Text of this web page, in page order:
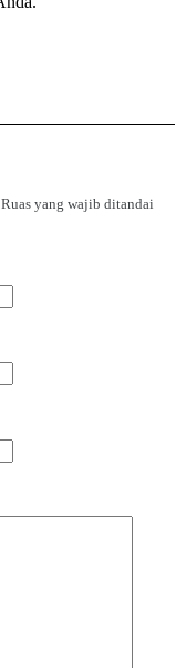
Ruas yang wajib ditandai